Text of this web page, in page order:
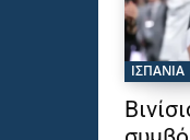
ΙΣΠΑΝΙΑ